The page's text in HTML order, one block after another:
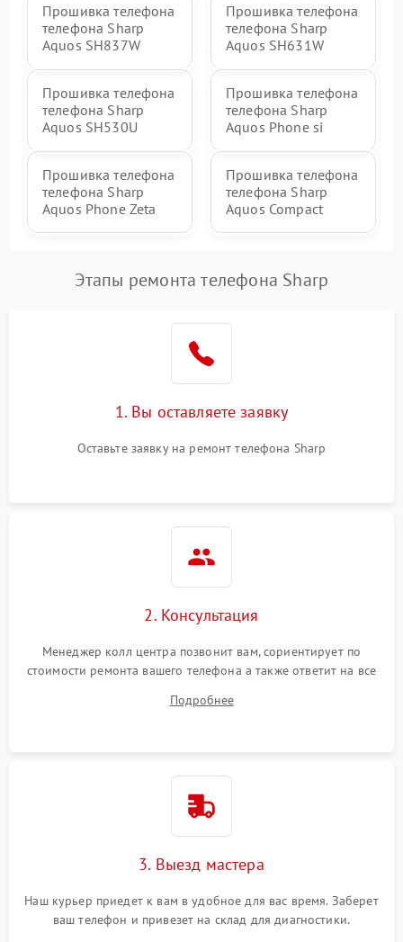
Прошивка телефона
телефона Sharp
Aquos SH837W
Прошивка телефона
телефона Sharp
Aquos SH631W
Прошивка телефона
телефона Sharp
Aquos SH530U
Прошивка телефона
телефона Sharp
Aquos Phone si
Прошивка телефона
телефона Sharp
Aquos Phone Zeta
Прошивка телефона
телефона Sharp
Aquos Compact
Этапы ремонта телефона Sharp
1. Вы оставляете заявку
Оставьте заявку на ремонт телефона Sharp
2. Консультация
Менеджер колл центра позвонит вам, сориентирует по
стоимости ремонта вашего телефона а также ответит на все
Подробнее
3. Выезд мастера
Наш курьер приедет к вам в удобное для вас время. Заберет
ваш телефон и привезет на склад для диагностики.